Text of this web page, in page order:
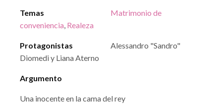
Temas
Matrimonio de
conveniencia, Realeza
Protagonistas
Alessandro "Sandro"
Diomedi y Liana Aterno
Argumento
Una inocente en la cama del rey